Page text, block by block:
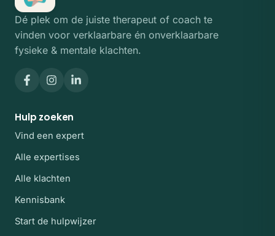
Dé plek om de juiste therapeut of coach te
vinden voor verklaarbare én onverklaarbare
fysieke & mentale klachten.
Hulp zoeken
Vind een expert
Alle expertises
Alle klachten
Kennisbank
Start de hulpwijzer